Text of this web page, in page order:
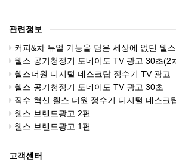
관련정보
커피&차 듀얼 기능을 담은 세상에 없던 웰
웰스 공기청정기 토네이도 TV 광고 30초(2
웰스더원 디지털 데스크탑 정수기 TV 광고
웰스 공기청정기 토네이도 TV 광고 30초
직수 혁신 웰스 더원 정수기 디지털 데스크
웰스 브랜드광고 2편
웰스 브랜드광고 1편
고객센터